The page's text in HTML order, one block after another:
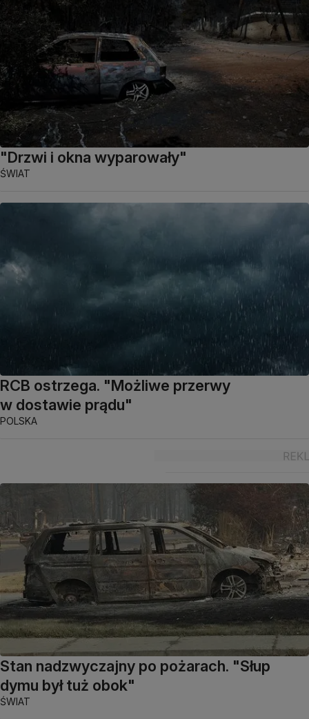
"Drzwi i okna wyparowały"
ŚWIAT
RCB ostrzega. "Możliwe przerwy
w dostawie prądu"
POLSKA
Stan nadzwyczajny po pożarach. "Słup
dymu był tuż obok"
ŚWIAT